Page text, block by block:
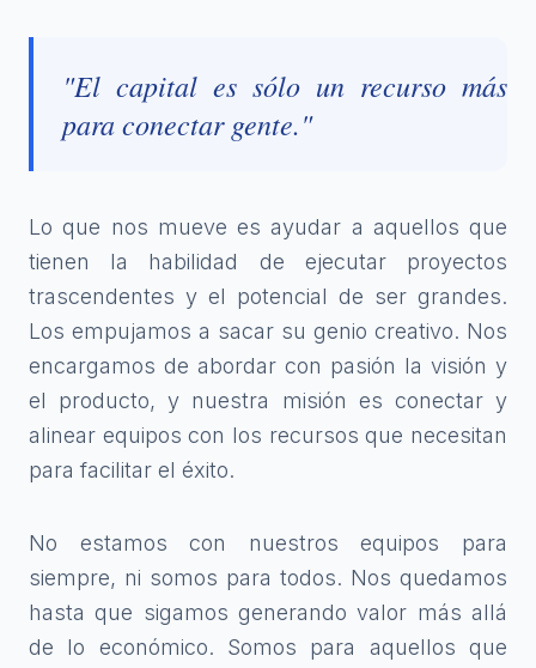
"El capital es sólo un recurso más
para conectar gente."
Lo que nos mueve es ayudar a aquellos que
tienen la habilidad de ejecutar proyectos
trascendentes y el potencial de ser grandes.
Los empujamos a sacar su genio creativo. Nos
encargamos de abordar con pasión la visión y
el producto, y nuestra misión es conectar y
alinear equipos con los recursos que necesitan
para facilitar el éxito.
No estamos con nuestros equipos para
siempre, ni somos para todos. Nos quedamos
hasta que sigamos generando valor más allá
de lo económico. Somos para aquellos que